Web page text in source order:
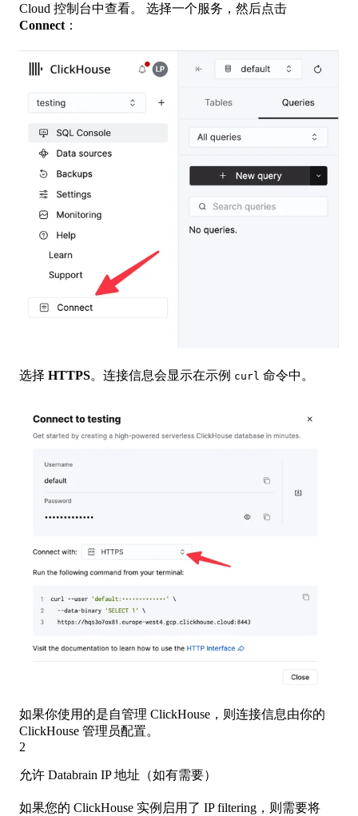
Cloud 控制台中查看。 选择一个服务，然后点击
Connect：
选择 HTTPS。连接信息会显示在示例 curl 命令中。
如果你使用的是自管理 ClickHouse，则连接信息由你的
ClickHouse 管理员配置。
2
允许 Databrain IP 地址（如有需要）
如果您的 ClickHouse 实例启用了 IP filtering，则需要将